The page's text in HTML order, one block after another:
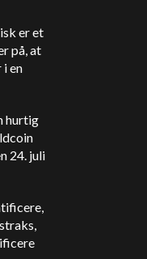
er et
på, at
en
hurtig
24. juli